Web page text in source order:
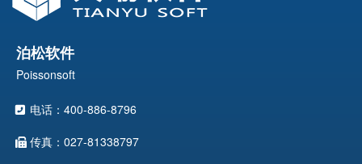
泊松软件
Poissonsoft
电话：400-886-8796
传真：027-81338797